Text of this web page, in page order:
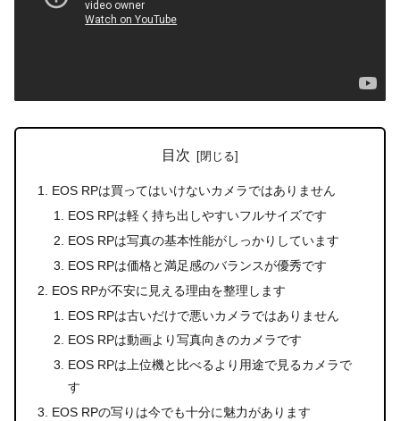
目次
EOS RPは買ってはいけないカメラではありません
EOS RPは軽く持ち出しやすいフルサイズです
EOS RPは写真の基本性能がしっかりしています
EOS RPは価格と満足感のバランスが優秀です
EOS RPが不安に見える理由を整理します
EOS RPは古いだけで悪いカメラではありません
EOS RPは動画より写真向きのカメラです
EOS RPは上位機と比べるより用途で見るカメラで
す
EOS RPの写りは今でも十分に魅力があります